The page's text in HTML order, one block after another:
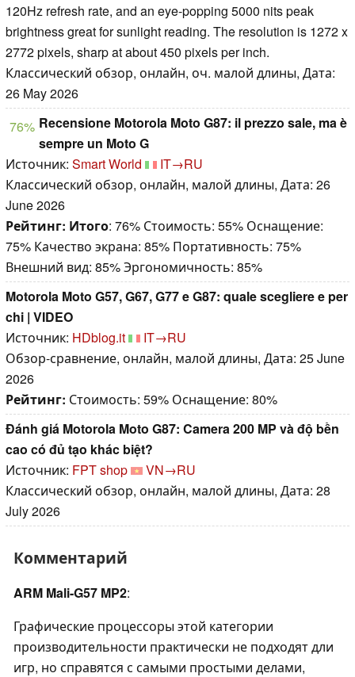
120Hz refresh rate, and an eye-popping 5000 nits peak
brightness great for sunlight reading. The resolution is 1272 x
2772 pixels, sharp at about 450 pixels per inch.
Классический обзор, онлайн, оч. малой длины, Дата:
26 May 2026
76% Recensione Motorola Moto G87: il prezzo sale, ma è
sempre un Moto G
Источник: Smart World
IT→RU
Классический обзор, онлайн, малой длины, Дата: 26
June 2026
Рейтинг: Итого: 76% Стоимость: 55% Оснащение:
75% Качество экрана: 85% Портативность: 75%
Внешний вид: 85% Эргономичность: 85%
Motorola Moto G57, G67, G77 e G87: quale scegliere e per
chi | VIDEO
Источник: HDblog.it
IT→RU
Обзор-сравнение, онлайн, малой длины, Дата: 25 June
2026
Рейтинг: Стоимость: 59% Оснащение: 80%
Đánh giá Motorola Moto G87: Camera 200 MP và độ bền
cao có đủ tạo khác biệt?
Источник: FPT shop
VN→RU
Классический обзор, онлайн, малой длины, Дата: 28
July 2026
Комментарий
ARM Mali-G57 MP2:
Графические процессоры этой категории
производительности практически не подходят дли
игр, но справятся с самыми простыми делами,